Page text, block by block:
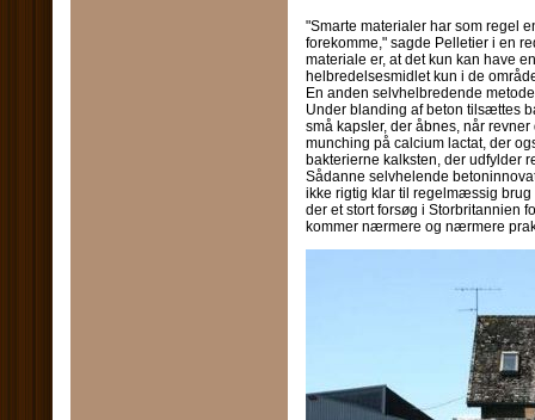
"Smarte materialer har som regel
forekomme," sagde Pelletier i en
materiale er, at det kun kan have
helbredelsesmidlet kun i de
En anden selvhelbredende
Under blanding af beton tilsættes
små kapsler, der åbnes, når
munching på calcium lactat, der
bakterierne kalksten, der udfylder
Sådanne selvhelende
ikke rigtig klar til regelmæssig
der et stort forsøg i Storbritannien
kommer nærmere og nærmere